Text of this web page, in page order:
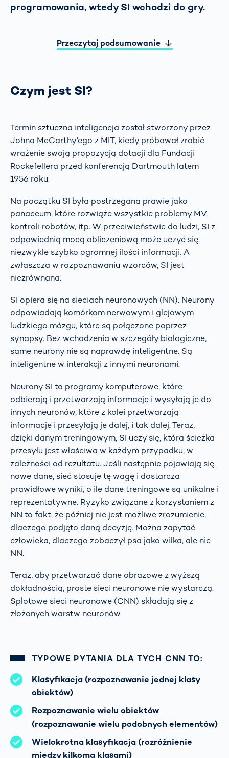
programowania, wtedy SI wchodzi do gry.
Przeczytaj podsumowanie
Czym jest SI?
Termin sztuczna inteligencja został stworzony przez
Johna McCarthy'ego z MIT, kiedy próbował zrobić
wrażenie swoją propozycją dotacji dla Fundacji
Rockefellera przed konferencją Dartmouth latem
1956 roku.
Na początku SI była postrzegana prawie jako
panaceum, które rozwiąże wszystkie problemy MV,
kontroli robotów, itp. W przeciwieństwie do ludzi, SI z
odpowiednią mocą obliczeniową może uczyć się
niezwykle szybko ogromnej ilości informacji. A
zwłaszcza w rozpoznawaniu wzorców, SI jest
niezrównana.
SI opiera się na sieciach neuronowych (NN). Neurony
odpowiadają komórkom nerwowym i glejowym
ludzkiego mózgu, które są połączone poprzez
synapsy. Bez wchodzenia w szczegóły biologiczne,
same neurony nie są naprawdę inteligentne. Są
inteligentne w interakcji z innymi neuronami.
Neurony SI to programy komputerowe, które
odbierają i przetwarzają informacje i wysyłają je do
innych neuronów, które z kolei przetwarzają
informacje i przesyłają je dalej, i tak dalej. Teraz,
dzięki danym treningowym, SI uczy się, która ścieżka
przesyłu jest właściwa w każdym przypadku, w
zależności od rezultatu. Jeśli następnie pojawiają się
nowe dane, sieć stosuje tę wagę i dostarcza
prawidłowe wyniki, o ile dane treningowe są unikalne i
reprezentatywne. Ryzyko związane z korzystaniem z
NN to fakt, że później nie jest możliwe zrozumienie,
dlaczego podjęto daną decyzję. Można zapytać
człowieka, dlaczego zobaczył psa jako wilka, ale nie
NN.
Teraz, aby przetwarzać dane obrazowe z wyższą
dokładnością, proste sieci neuronowe nie wystarczą.
Splotowe sieci neuronowe (CNN) składają się z
złożonych warstw neuronów.
TYPOWE PYTANIA DLA TYCH CNN TO:
Klasyfikacja (rozpoznawanie jednej klasy
obiektów)
Rozpoznawanie wielu obiektów
(rozpoznawanie wielu podobnych elementów)
Wielokrotna klasyfikacja (rozróżnienie
między kilkoma klasami)